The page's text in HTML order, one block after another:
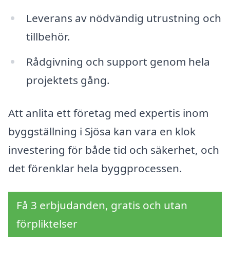
Leverans av nödvändig utrustning och
tillbehör.
Rådgivning och support genom hela
projektets gång.
Att anlita ett företag med expertis inom
byggställning i Sjösa kan vara en klok
investering för både tid och säkerhet, och
det förenklar hela byggprocessen.
Få 3 erbjudanden, gratis och utan
förpliktelser